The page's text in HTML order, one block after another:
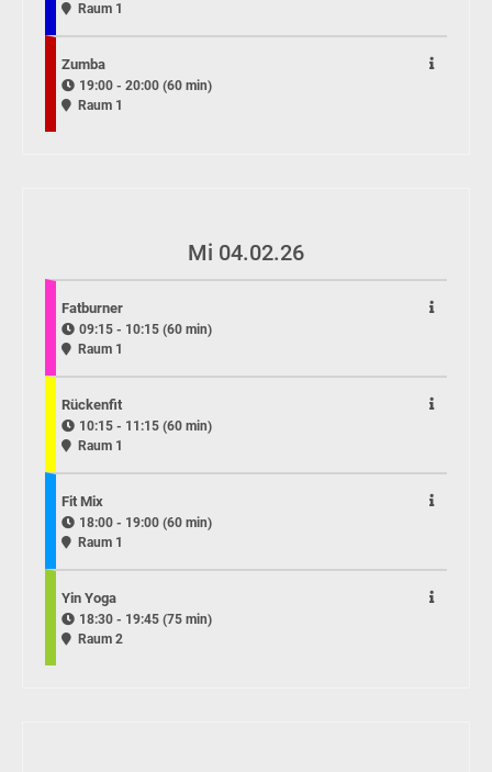
Raum 1
Zumba
19:00 - 20:00 (60 min)
Raum 1
Mi 04.02.26
Fatburner
09:15 - 10:15 (60 min)
Raum 1
Rückenfit
10:15 - 11:15 (60 min)
Raum 1
Fit Mix
18:00 - 19:00 (60 min)
Raum 1
Yin Yoga
18:30 - 19:45 (75 min)
Raum 2